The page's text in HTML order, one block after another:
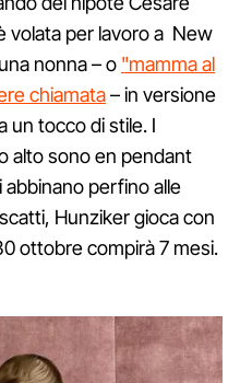
volata per lavoro a New
nonna – o "mamma al
chiamata– in versione
un tocco di stile. I
alto sono en pendant
perfino alle
Hunziker gioca con
ottobre compirà 7 mesi.